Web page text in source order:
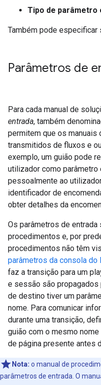
Tipo de
Também pode especificar
Parâmetros de
Para cada manual de
entrada, também
permitem que os
transmitidos de fluxos e
exemplo, um guião pode
utilizador como parâmetro
pessoalmente ao
identificador de
obter detalhes da
Os parâmetros de
procedimentos e, por
procedimentos não têm
parâmetros da consola do
faz a transição para um
e sessão são
de destino tiver um
nome. Para comunicar
durante uma transição,
guião com o mesmo
de página presente antes
Nota: o manual de
parâmetros de entrada. O